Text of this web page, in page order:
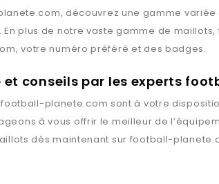
, découvrez une gamme
plus de notre vaste gamme de maillots,
votre numéro préféré et des badges.
et conseils par les experts
football-planete.com sont à votre
à vous offrir le meilleur de
dès maintenant sur football-